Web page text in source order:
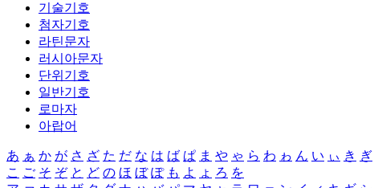
기술기호
첨자기호
라틴문자
러시아문자
단위기호
일반기호
로마자
아랍어
あ ぁ か が さ ざ た だ な は ば ぱ ま や ゃ ら わ ゎ ん い ぃ き ぎ
こ ご そ ぞ と ど の ほ ぼ ぽ も よ ょ ろ を